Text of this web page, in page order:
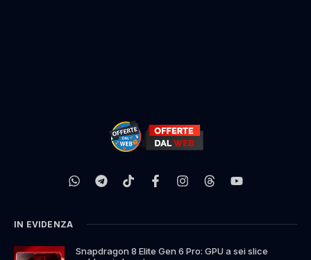
IN EVIDENZA
Snapdragon 8 Elite Gen 6 Pro: GPU a sei slice